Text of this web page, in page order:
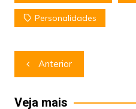
Personalidades
Navegação
de
Post
Anterior
Veja mais